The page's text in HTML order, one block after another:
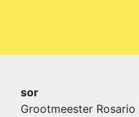
sor
Grootmeester